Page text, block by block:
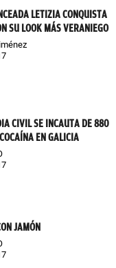
LETIZIA CONQUISTA
SU LOOK MÁS VERANIEGO
CIVIL SE INCAUTA DE 880
EN GALICIA
JAMÓN